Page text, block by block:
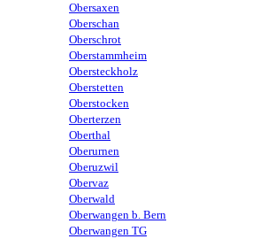
Obersaxen
Oberschan
Oberschrot
Oberstammheim
Obersteckholz
Oberstetten
Oberstocken
Oberterzen
Oberthal
Oberurnen
Oberuzwil
Obervaz
Oberwald
Oberwangen b. Bern
Oberwangen TG